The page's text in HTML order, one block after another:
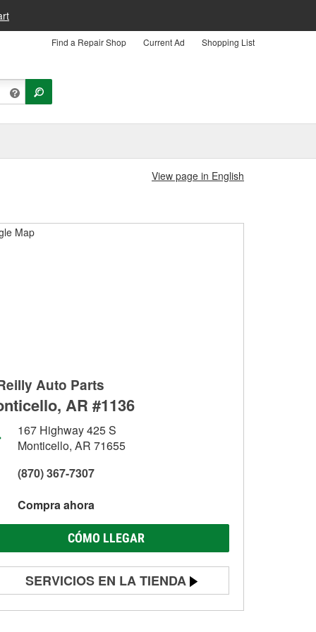
Find a Repair Shop Current Ad Shopping List
View page in English
Auto Parts
AR #1136
167 Highway 425 S
Monticello, AR 71655
(870) 367-7307
Compra ahora
CÓMO LLEGAR
SERVICIOS EN LA TIENDA
Prueba de batería